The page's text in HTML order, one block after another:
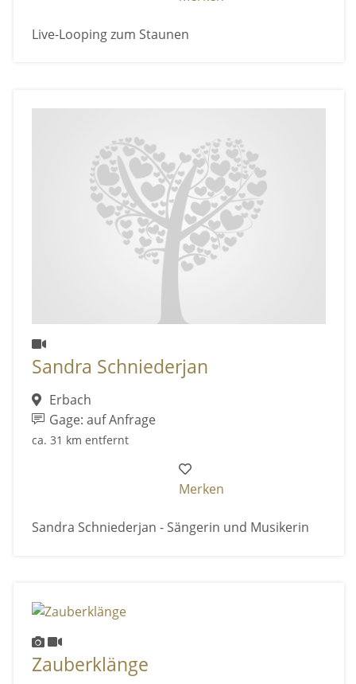
Live-Looping zum Staunen
Sandra Schniederjan
Erbach
Gage: auf Anfrage
ca. 31 km entfernt
Merken
Sandra Schniederjan - Sängerin und Musikerin
Zauberklänge